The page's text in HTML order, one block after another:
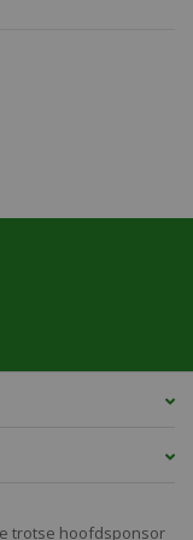
trotse hoofdsponsor